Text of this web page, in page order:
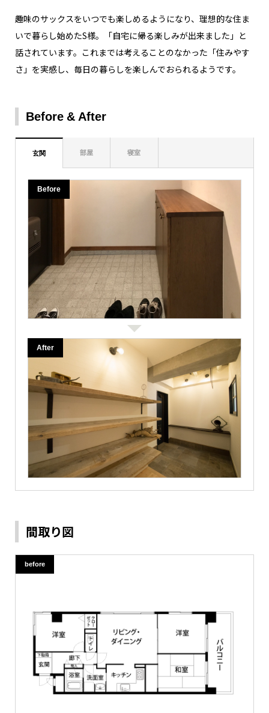
趣味のサックスをいつでも楽しめるようになり、理想的な住ま
いで暮らし始めたS様。「自宅に帰る楽しみが出来ました」と
話されています。これまでは考えることのなかった「住みやす
さ」を実感し、毎日の暮らしを楽しんでおられるようです。
Before After
玄関 部屋 寝室
間取り図
before